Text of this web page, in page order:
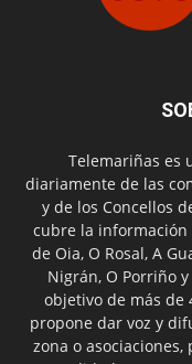
Telemariñas es
diariamente de las
y de los Concellos
cubre la
de Oia, O Rosal, A
Nigrán, O Porriño
objetivo de más de
propone dar voz y
zona o